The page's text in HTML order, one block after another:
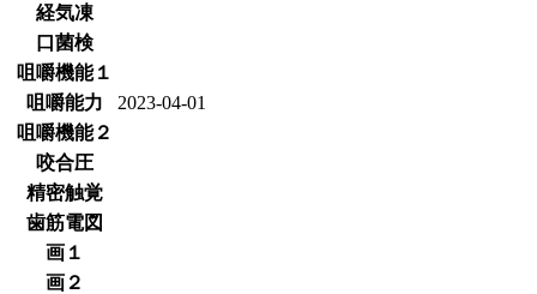
経気凍
口菌検
咀嚼機能１
咀嚼能力
2023-04-01
咀嚼機能２
咬合圧
精密触覚
歯筋電図
画１
画２